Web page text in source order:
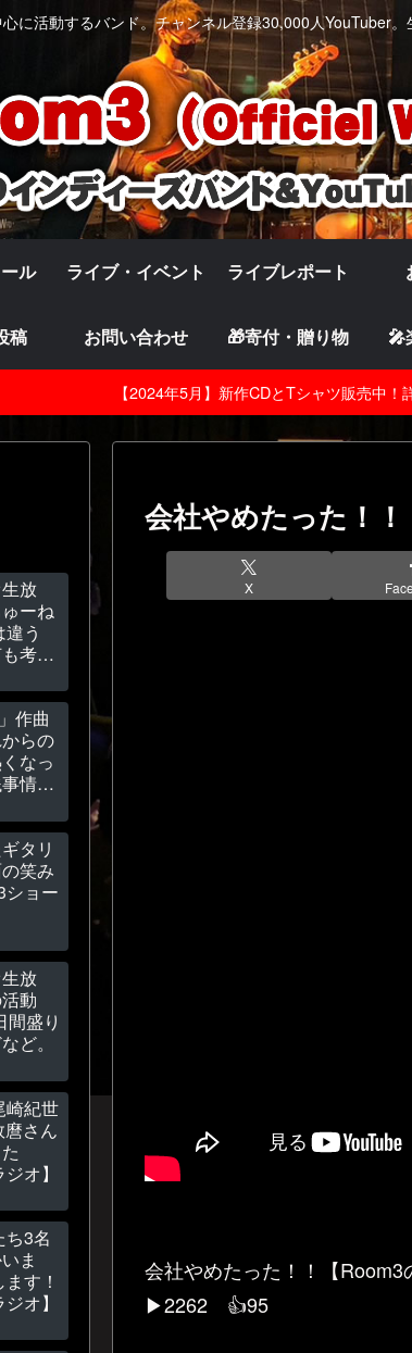
に活動するバンド。チャンネル登録30,000人YouTuber
ル ライブ・イベント ライブレポート
稿 お問い合わせ 🎁寄付・贈り物 🎤
【2024年5月】新作CDとTシャツ販売中！
会社やめたった！
X
会社やめたった！！【Room3
▶2262 👍95
放
ーね
う
考え
作曲
らの
なっ
情も
ジオ】
タリ
笑み
ショー
放
動
間盛り
ど。
崎紀世
さん
オ】
ち3名
ま
す！
オ】